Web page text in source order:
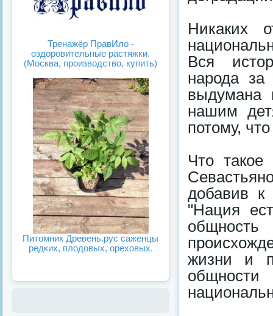
Никаких
Вся
народа за
выдумана
нашим
потому,
Что такое
добавив
"Нация
жизни и
Тренажёр ПравИло -
оздоровительные растяжки.
(Москва, производство, купить)
Питомник Древень.рус саженцы
редких, плодовых, ореховых.